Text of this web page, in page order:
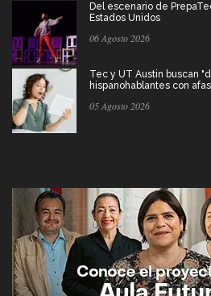
Del escenario de
Estados Unidos
06 Agosto 2026
Tec y UT Austin buscan
hispanohablantes con
05 Agosto 2026